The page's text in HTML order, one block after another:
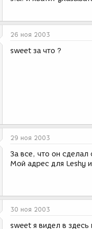
26 ноя 2003
sweet за что ?
29 ноя 2003
За все, что он
Мой адрес для Leshy
30 ноя 2003
sweet я видел в